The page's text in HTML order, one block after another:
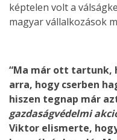
képtelen volt a
magyar vállalkozások
“Ma már ott tartunk,
arra, hogy cserben
hiszen tegnap már
gazdaságvédelmi
Viktor elismerte,